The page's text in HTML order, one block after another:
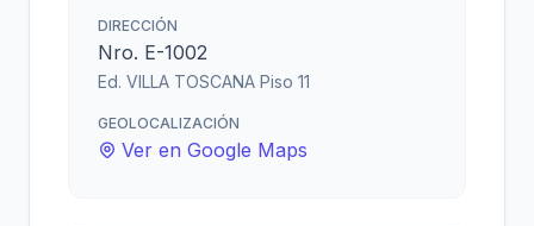
DIRECCIÓN
Nro. E-1002
Ed. VILLA TOSCANA Piso 11
GEOLOCALIZACIÓN
Ver en Google Maps